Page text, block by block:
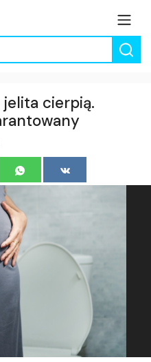
jelita cierpią.